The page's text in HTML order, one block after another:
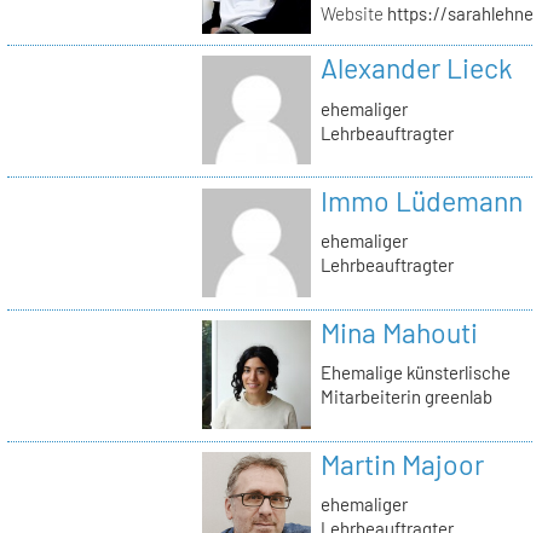
Website https://
Alexander Lieck
ehemaliger
Lehrbeauftragter
Immo Lüdemann
ehemaliger
Lehrbeauftragter
Mina Mahouti
Ehemalige künsterlische
Mitarbeiterin greenlab
Martin Majoor
ehemaliger